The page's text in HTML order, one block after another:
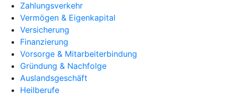
Zahlungsverkehr
Vermögen & Eigenkapital
Versicherung
Finanzierung
Vorsorge & Mitarbeiterbindung
Gründung & Nachfolge
Auslandsgeschäft
Heilberufe